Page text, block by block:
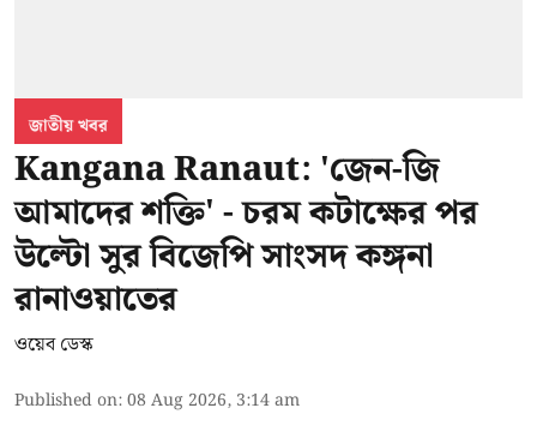
জাতীয় খবর
Kangana Ranaut: 'জেন-জি
আমাদের শক্তি' - চরম কটাক্ষের পর
উল্টো সুর বিজেপি সাংসদ কঙ্গনা
রানাওয়াতের
ওয়েব ডেস্ক
Published on:08 Aug 2026, 3:14 am